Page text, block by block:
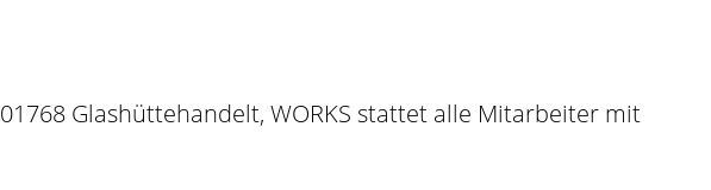
Glashüttehandelt, WORKS stattet alle Mitarbeiter mit